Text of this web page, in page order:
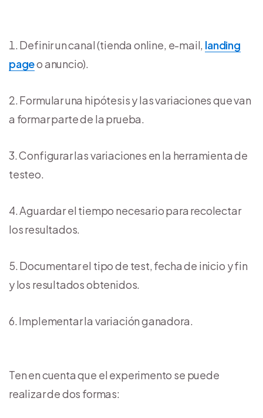
Definir un canal (tienda online, e-mail, landing
pageo anuncio).
Formular una hipótesis y las variaciones que van
a formar parte de la prueba.
Configurar las variaciones en la herramienta de
testeo.
Aguardar el tiempo necesario para recolectar
los resultados.
Documentar el tipo de test, fecha de inicio y fin
y los resultados obtenidos.
Implementar la variación ganadora.
Ten en cuenta que el experimento se puede
realizar de dos formas: